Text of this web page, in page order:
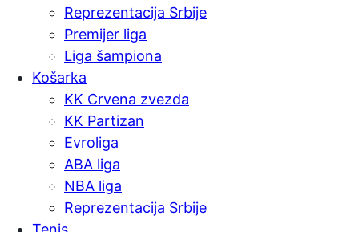
Reprezentacija Srbije
Premijer liga
Liga šampiona
Košarka
KK Crvena zvezda
KK Partizan
Evroliga
ABA liga
NBA liga
Reprezentacija Srbije